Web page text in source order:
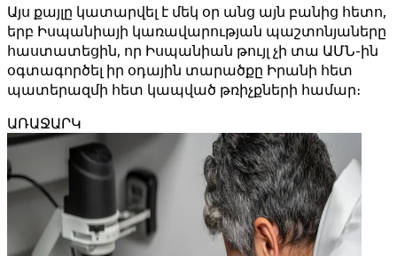
Այս քայլը կատարվել է մեկ օր անց այն բանից հետո,
երբ Իսպանիայի կառավարության պաշտոնյաները
հաստատեցին, որ Իսպանիան թույլ չի տա ԱՄՆ-ին
օգտագործել իր օդային տարածքը Իրանի հետ
պատերազմի հետ կապված թռիչքների համար։
ԱՌԱՋԱՐԿ